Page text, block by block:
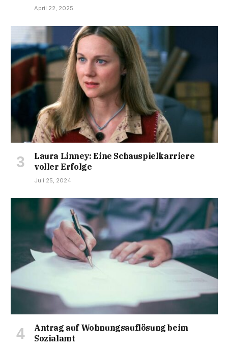
April 22, 2025
Laura Linney: Eine Schauspielkarriere
voller Erfolge
Juli 25, 2024
Antrag auf Wohnungsauflösung beim
Sozialamt